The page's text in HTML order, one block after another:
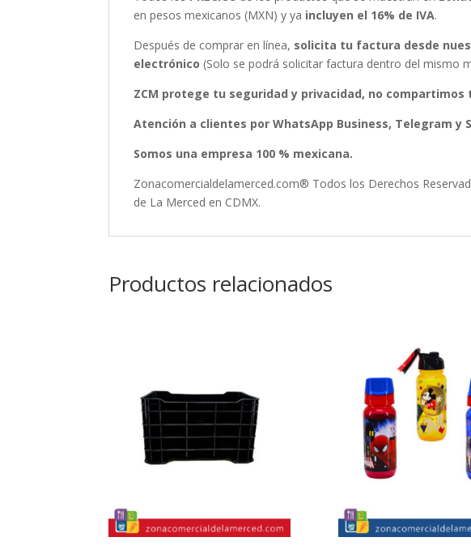
en pesos mexicanos (MXN) y ya incluyen el 16% de IVA.
Después de comprar en línea, solicita tu factura desde
electrónico (Solo se podrá solicitar factura dentro del mismo
ZCM protege tu seguridad y privacidad, no
Atención a clientes por WhatsApp Business, Telegram y
Somos una empresa 100 % mexicana.
Zonacomercialdelamerced.com® Todos los Derechos
de La Merced en CDMX.
Productos relacionados